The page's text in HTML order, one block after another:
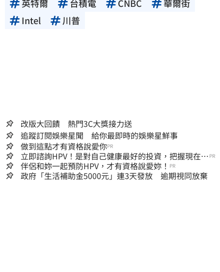
英特爾 台積電 CNBC
華爾街
Intel
川普
改版大回饋 熱門3C大獎接力送
追蹤訂閱娛樂星聞 給你最即時的娛樂星鮮事
做到這點才有資格說愛你PR
立即諮詢HPV！是對自己健康最好的投資，把握現在不
嫌晚！
PR
伴侶和妳一起預防HPV，才有資格說愛妳！ PR
政府「生活補助金5000元」連3天發放 逾期視同放棄